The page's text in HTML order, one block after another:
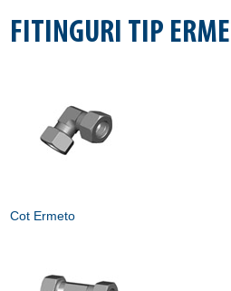
FITINGURI TIP
Cot Ermeto